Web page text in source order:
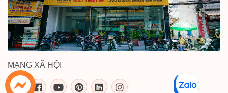
MẠNG XÃ HỘI
inkythuatso.com trên các mạng xã